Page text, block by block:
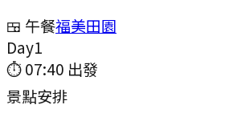
🍱 午餐福美田園
Day1
⏱07:40 出發
景點安排